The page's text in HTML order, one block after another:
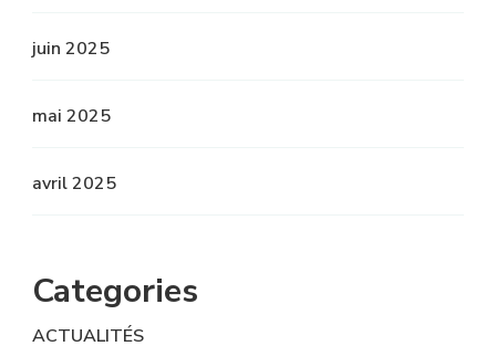
juin 2025
mai 2025
avril 2025
Categories
ACTUALITÉS